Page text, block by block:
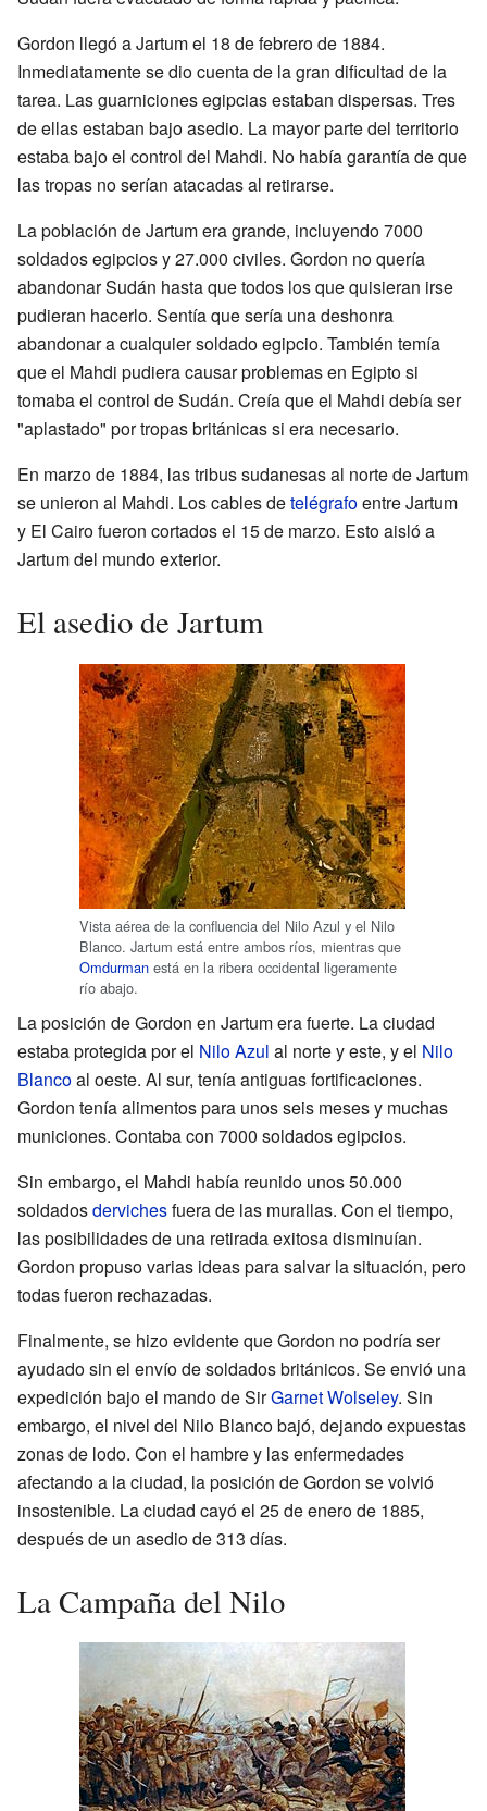
Gordon llegó a Jartum el 18 de febrero de 1884.
Inmediatamente se dio cuenta de la gran dificultad de la
tarea. Las guarniciones egipcias estaban dispersas. Tres
de ellas estaban bajo asedio. La mayor parte del territorio
estaba bajo el control del Mahdi. No había garantía de que
las tropas no serían atacadas al retirarse.
La población de Jartum era grande, incluyendo 7000
soldados egipcios y 27.000 civiles. Gordon no quería
abandonar Sudán hasta que todos los que quisieran irse
pudieran hacerlo. Sentía que sería una deshonra
abandonar a cualquier soldado egipcio. También temía
que el Mahdi pudiera causar problemas en Egipto si
tomaba el control de Sudán. Creía que el Mahdi debía ser
"aplastado" por tropas británicas si era necesario.
En marzo de 1884, las tribus sudanesas al norte de Jartum
se unieron al Mahdi. Los cables detelégrafoentre Jartum
y El Cairo fueron cortados el 15 de marzo. Esto aisló a
Jartum del mundo exterior.
El asedio de Jartum
Vista aérea de la confluencia del Nilo Azul y el Nilo
Blanco. Jartum está entre ambos ríos, mientras que
Omdurman está en la ribera occidental ligeramente
río abajo.
La posición de Gordon en Jartum era fuerte. La ciudad
estaba protegida por el Nilo Azul al norte y este, y el Nilo
Blancoal oeste. Al sur, tenía antiguas fortificaciones.
Gordon tenía alimentos para unos seis meses y muchas
municiones. Contaba con 7000 soldados egipcios.
Sin embargo, el Mahdi había reunido unos 50.000
soldadosdervichesfuera de las murallas. Con el tiempo,
las posibilidades de una retirada exitosa disminuían.
Gordon propuso varias ideas para salvar la situación, pero
todas fueron rechazadas.
Finalmente, se hizo evidente que Gordon no podría ser
ayudado sin el envío de soldados británicos. Se envió una
expedición bajo el mando de SirGarnet Wolseley. Sin
embargo, el nivel del Nilo Blanco bajó, dejando expuestas
zonas de lodo. Con el hambre y las enfermedades
afectando a la ciudad, la posición de Gordon se volvió
insostenible. La ciudad cayó el 25 de enero de 1885,
después de un asedio de 313 días.
La Campaña del Nilo